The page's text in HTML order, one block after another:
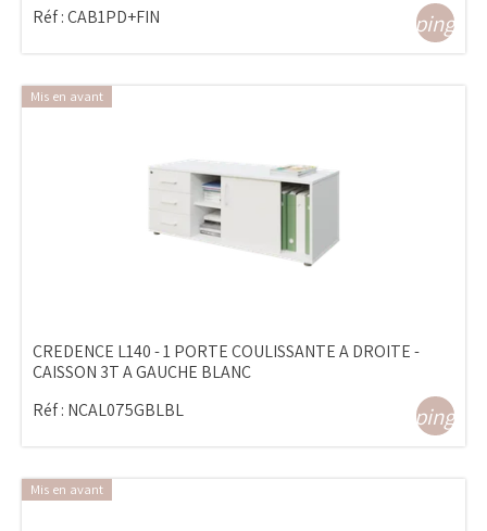
Réf :CAB1PD+FIN
Mis en avant
CREDENCE L140 - 1 PORTE COULISSANTE A DROITE -
CAISSON 3T A GAUCHE BLANC
Réf : NCAL075GBLBL
Mis en avant